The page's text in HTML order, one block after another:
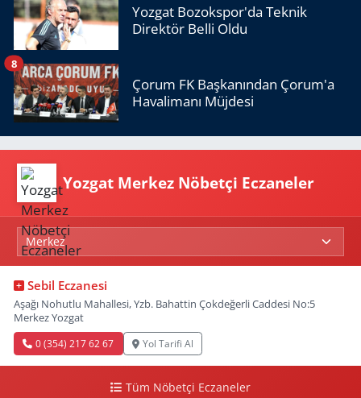
Yozgat Bozokspor'da Teknik
Direktör Belli Oldu
Çorum FK Başkanından Çorum'a
Havalimanı Müjdesi
8
Yozgat Merkez Nöbetçi Eczaneler
Sebil Eczanesi
Aşağı Nohutlu Mahallesi, Yzb. Bahattin Çokdeğerli Caddesi No:5
Merkez Yozgat
0 (354) 217 62 67 Yol Tarifi Al
Tüm Nöbetçi Eczaneler